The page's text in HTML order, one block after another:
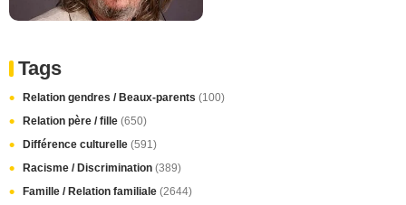
Tags
Relation gendres / Beaux-parents (100)
Relation père / fille (650)
Différence culturelle (591)
Racisme / Discrimination (389)
Famille / Relation familiale (2644)